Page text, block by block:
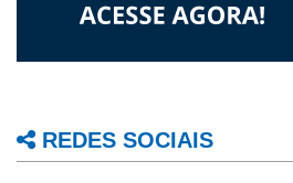
REDES SOCIAIS